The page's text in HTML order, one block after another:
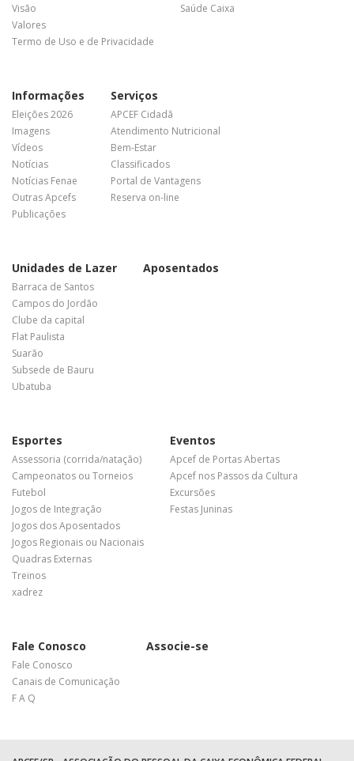
Visão
Valores
Termo de Uso e de Privacidade
Saúde Caixa
Informações
Eleições 2026
Imagens
Vídeos
Notícias
Notícias Fenae
Outras Apcefs
Publicações
Serviços
APCEF Cidadã
Atendimento Nutricional
Bem-Estar
Classificados
Portal de Vantagens
Reserva on-line
Unidades de Lazer
Barraca de Santos
Campos do Jordão
Clube da capital
Flat Paulista
Suarão
Subsede de Bauru
Ubatuba
Aposentados
Esportes
Assessoria (corrida/natação)
Campeonatos ou Torneios
Futebol
Jogos de Integração
Jogos dos Aposentados
Jogos Regionais ou Nacionais
Quadras Externas
Treinos
xadrez
Eventos
Apcef de Portas Abertas
Apcef nos Passos da Cultura
Excursões
Festas Juninas
Fale Conosco
Fale Conosco
Canais de Comunicação
F A Q
Associe-se